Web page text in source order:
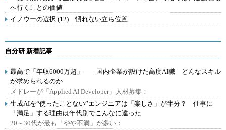
へ行くことの価値
イノウーの選択 (12) 慣れない立ち位置
自分研 新着記事
最高で「年収6000万超」――国内企業が設けた高度AI職 どんなスキル
が求められるのか
メドレーが「Applied AI Developer」人材募集：
生成AIを“使ったことない”エンジニアは「楽しさ」が半分？ 仕事に
「満足」する理由は年代別でこんなに違った
20～30代が最も「やや不満」が多い：